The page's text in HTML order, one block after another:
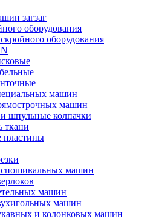
загзаг
оборудования
оборудования
машин
машин
шпульные колпачки
ткани
пластины
машин
машин
машин
и колонковых машин